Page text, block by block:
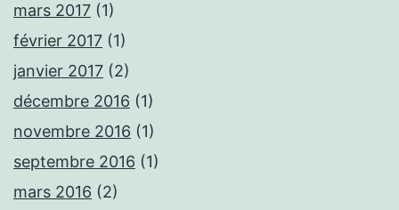
mars 2017 (1)
février 2017 (1)
janvier 2017 (2)
décembre 2016 (1)
novembre 2016 (1)
septembre 2016 (1)
mars 2016 (2)